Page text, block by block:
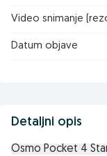
Video snimanje
Datum objave
Detaljni opis
Osmo Pocket 4